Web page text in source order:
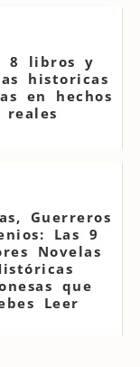
8 libros y
historicas
en hechos
reales
Guerreros
Las 9
Novelas
que
Leer